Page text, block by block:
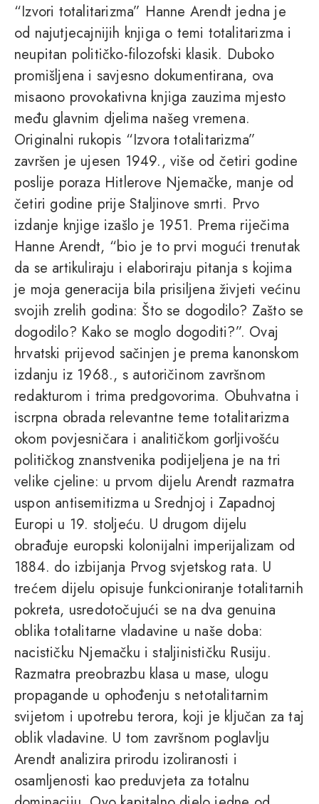
“Izvori totalitarizma” Hanne Arendt jedna je
od najutjecajnijih knjiga o temi totalitarizma i
neupitan političko-filozofski klasik. Duboko
promišljena i savjesno dokumentirana, ova
misaono provokativna knjiga zauzima mjesto
među glavnim djelima našeg vremena.
Originalni rukopis “Izvora totalitarizma”
završen je ujesen 1949., više od četiri godine
poslije poraza Hitlerove Njemačke, manje od
četiri godine prije Staljinove smrti. Prvo
izdanje knjige izašlo je 1951. Prema riječima
Hanne Arendt, “bio je to prvi mogući trenutak
da se artikuliraju i elaboriraju pitanja s kojima
je moja generacija bila prisiljena živjeti većinu
svojih zrelih godina: Što se dogodilo? Zašto se
dogodilo? Kako se moglo dogoditi?”. Ovaj
hrvatski prijevod sačinjen je prema kanonskom
izdanju iz 1968., s autoričinom završnom
redakturom i trima predgovorima. Obuhvatna i
iscrpna obrada relevantne teme totalitarizma
okom povjesničara i analitičkom gorljivošću
političkog znanstvenika podijeljena je na tri
velike cjeline: u prvom dijelu Arendt razmatra
uspon antisemitizma u Srednjoj i Zapadnoj
Europi u 19. stoljeću. U drugom dijelu
obrađuje europski kolonijalni imperijalizam od
1884. do izbijanja Prvog svjetskog rata. U
trećem dijelu opisuje funkcioniranje totalitarnih
pokreta, usredotočujući se na dva genuina
oblika totalitarne vladavine u naše doba:
nacističku Njemačku i staljinističku Rusiju.
Razmatra preobrazbu klasa u mase, ulogu
propagande u ophođenju s netotalitarnim
svijetom i upotrebu terora, koji je ključan za taj
oblik vladavine. U tom završnom poglavlju
Arendt analizira prirodu izoliranosti i
osamljenosti kao preduvjeta za totalnu